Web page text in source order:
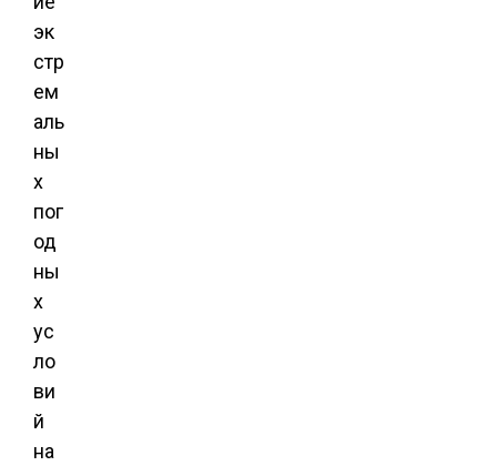
эк
стр
ем
аль
ны
х
пог
од
ны
х
ус
ло
ви
й
на